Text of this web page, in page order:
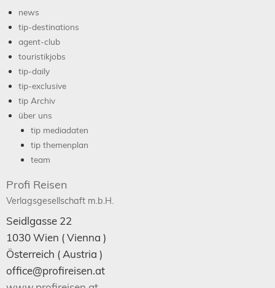
news
tip-destinations
agent-club
touristikjobs
tip-daily
tip-exclusive
tip Archiv
über uns
tip mediadaten
tip themenplan
team
Profi Reisen
Verlagsgesellschaft m.b.H.
Seidlgasse 22
1030Wien ( Vienna )
Österreich ( Austria )
office@profireisen.at